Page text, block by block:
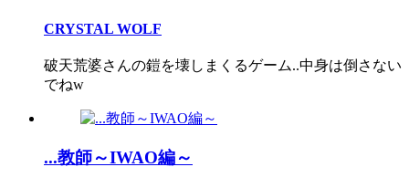
CRYSTAL WOLF
破天荒婆さんの鎧を壊しまくるゲーム..中身は倒さない
でねw
...教師～IWAO編～